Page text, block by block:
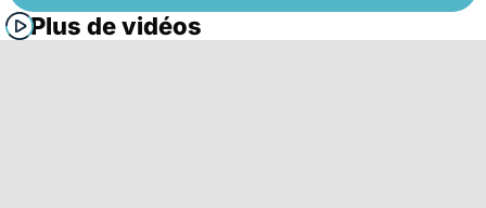
Plus de vidéos